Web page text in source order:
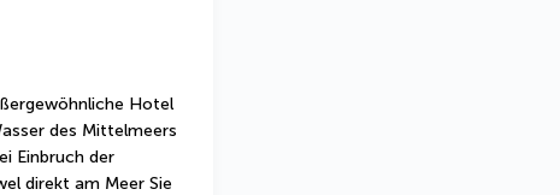
Hotel
des Mittelmeers
Einbruch der
direkt am Meer Sie